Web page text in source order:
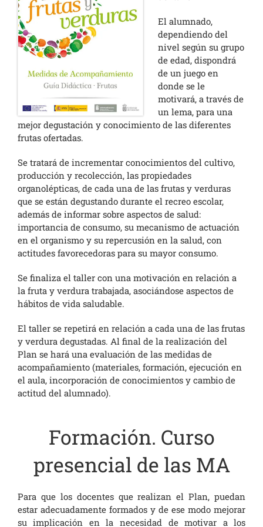
El alumnado,
dependiendo del
nivel según su grupo
de edad, dispondrá
de un juego en
donde se le
motivará, a través de
un lema, para una
mejor degustación y conocimiento de las diferentes
frutas ofertadas.
Se tratará de incrementar conocimientos del cultivo,
producción y recolección, las propiedades
organolépticas, de cada una de las frutas y verduras
que se están degustando durante el recreo escolar,
además de informar sobre aspectos de salud:
importancia de consumo, su mecanismo de actuación
en el organismo y su repercusión en la salud, con
actitudes favorecedoras para su mayor consumo.
Se finaliza el taller con una motivación en relación a
la fruta y verdura trabajada, asociándose aspectos de
hábitos de vida saludable.
El taller se repetirá en relación a cada una de las frutas
y verdura degustadas. Al final de la realización del
Plan se hará una evaluación de las medidas de
acompañamiento (materiales, formación, ejecución en
el aula, incorporación de conocimientos y cambio de
actitud del alumnado).
Formación. Curso
presencial de las MA
Para que los docentes que realizan el Plan, puedan
estar adecuadamente formados y de ese modo mejorar
su implicación en la necesidad de motivar a los